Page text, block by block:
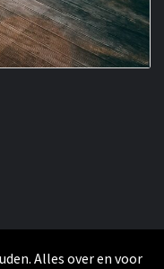
Alles over en voor